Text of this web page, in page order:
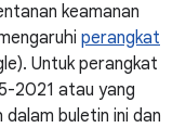
keamanan
perangkat
Untuk perangkat
2021 atau yang
buletin ini dan